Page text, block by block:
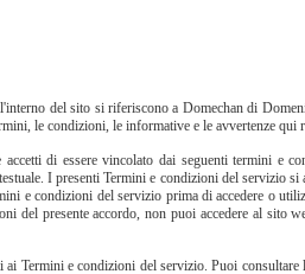
del sito si riferiscono a Domechan di
le condizioni, le informative e le avvertenze qui
di essere vincolato dai seguenti termini e
I presenti Termini e condizioni del
e condizioni del servizio prima di accedere o
del presente accordo, non puoi accedere al
Termini e condizioni del servizio. Puoi